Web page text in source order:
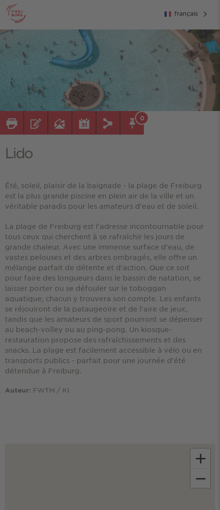
français
0
Lido
Été, soleil, plaisir de la baignade - la plage de Freiburg
est la plus grande piscine en plein air de la ville et un
véritable paradis pour les amateurs d'eau et de soleil.
La plage de Freiburg est l'adresse incontournable pour
tous ceux qui cherchent à se rafraîchir les jours de
grande chaleur. Avec une immense surface d'eau, de
vastes pelouses et des arbres ombragés, elle offre un
mélange parfait de détente et d'action. Que ce soit
pour faire des longueurs dans le bassin de natation, se
laisser porter ou se défouler sur le toboggan
aquatique, chacun y trouvera son compte. Les enfants
se réjouiront de la pataugeoire et de l'aire de jeux,
tandis que les amateurs de sport pourront se dépenser
au beach-volley ou au ping-pong. Un kiosque-
restauration propose des rafraîchissements et des
snacks. La plage est facilement accessible à vélo ou en
transports publics - parfait pour une journée d'été
détendue à Freiburg.
Auteur: FWTM / KI
+
−